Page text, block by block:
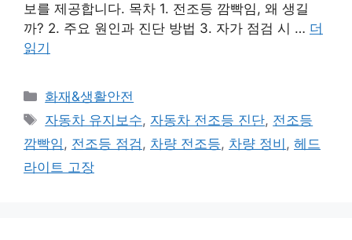
보를 제공합니다. 목차 1. 전조등 깜빡임, 왜 생길
까? 2. 주요 원인과 진단 방법 3. 자가 점검 시 … 더
읽기
카
테
리
화재&생활안전
태
그
자동차 유지보수, 자동차 전조등 진단, 전조등
깜빡임, 전조등 점검, 차량 전조등, 차량 정비 , 헤드
라이트 고장